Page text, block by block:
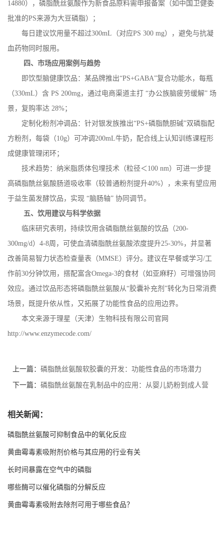
14880），磷脂酰丝氨酸作为新食品原料需申报备案（如中国卫健委
批准的PS来源为大豆磷脂）；
每日建议饮用量不超过300mL （对应PS 300 mg），避免与抗凝
血药物同时服用。
四、市场应用案例与趋势
即饮型脑健康饮品：某品牌推出“PS+GABA”复合功能水，每瓶
（330mL）含 PS 200mg，通过电商渠道主打 “办公族脑疲劳缓解” 场
景，复购率达 28%；
定制化粉剂冲调品：针对银发族推出“PS+磷脂酰胆碱”双磷脂配
方粉剂，每袋（10g）可冲调200mL牛奶，配合线上认知训练课程形
成健康管理闭环；
技术趋势：纳米脂质体包埋技术（粒径＜100 nm）可进一步提
高磷脂酰丝氨酸肠道吸收率（较普通粉剂提升40%），未来有望应用
于益生菌发酵饮品，实现 “脑肠轴” 协同调节。
五、饮用建议与科学依据
临床研究表明，持续饮用含磷脂酰丝氨酸的饮品（200-
300mg/d） 4-8周，可使血清磷脂酰丝氨酸浓度提升25-30%，并显著
改善简易智力状态检查量表（MMSE）评分。建议在早餐或学习/工
作前30分钟饮用，搭配富含Omega-3的食材（如亚麻籽）可增强协同
效应。通过饮品形态将磷脂酰丝氨酸从“胶囊补充剂”转化为日常消费
场景，既提升依从性，又拓展了功能性食品的应用边界。
本文来源于理星（天津）生物科技有限公司官网
http://www.enzymecode.com/
上一篇： 磷脂酰丝氨酸软胶囊的开发：功能性食品的市场潜力
下一篇： 磷脂酰丝氨酸在乳制品中的应用：从婴儿奶粉到成人营
相关新闻：
磷脂酰丝氨酸可抑制食品中的氧化反应
黄曲霉毒素吸附剂价格与其应用的行业有关
长时间暴露在空气中的磷脂
哪些酶可以催化磷脂的分解反应
黄曲霉毒素吸附去除剂可用于哪些食品？